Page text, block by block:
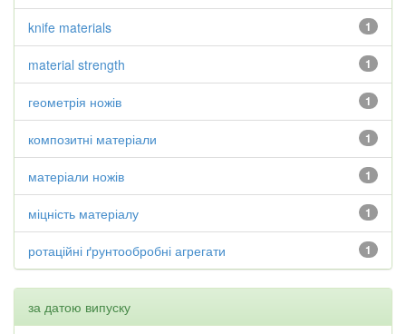
1
knife materials
1
material strength
1
геометрія ножів
1
композитні матеріали
1
матеріали ножів
1
міцність матеріалу
1
ротаційні ґрунтообробні агрегати
за датою випуску